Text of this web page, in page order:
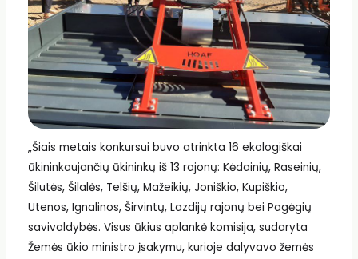
„Šiais metais konkursui buvo atrinkta 16 ekologiškai
ūkininkaujančių ūkininkų iš 13 rajonų: Kėdainių, Raseinių,
Šilutės, Šilalės, Telšių, Mažeikių, Joniškio, Kupiškio,
Utenos, Ignalinos, Širvintų, Lazdijų rajonų bei Pagėgių
savivaldybės. Visus ūkius aplankė komisija, sudaryta
Žemės ūkio ministro įsakymu, kurioje dalyvavo žemės